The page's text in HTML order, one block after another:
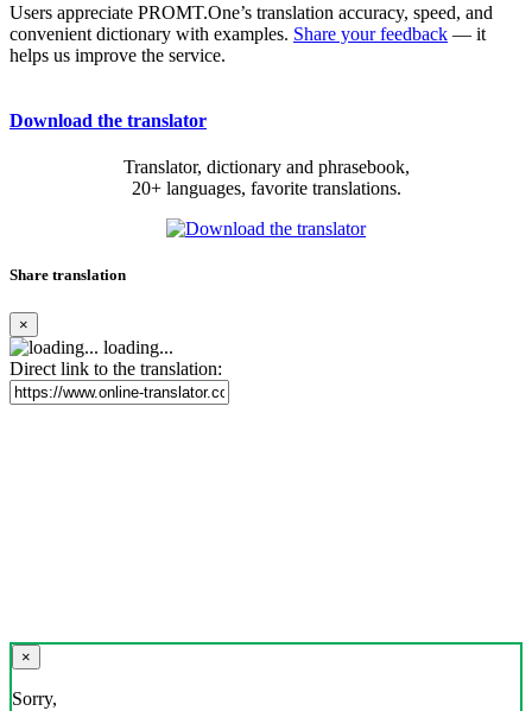
Users appreciate PROMT.One’s translation accuracy, speed, and
convenient dictionary with examples. Share your feedback — it
helps us improve the service.
Download the translator
Translator, dictionary and phrasebook,
20+ languages, favorite translations.
Share translation
×
loading...
Direct link to the translation:
×
Sorry,